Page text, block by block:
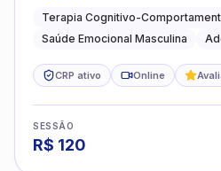
emocional
Terapia Cognitivo-
Saúde Emocional Masculina
CRP ativo Online
SESSÃO
R$ 120